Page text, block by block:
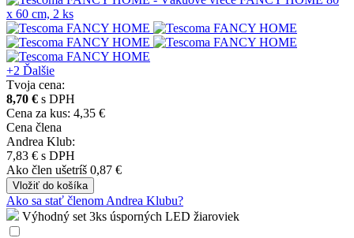
+2 Ďalšie
Tvoja cena:
8,70 € s DPH
Cena za kus: 4,35 €
Cena člena
Andrea Klub:
7,83 € s DPH
Ako člen ušetríš 0,87 €
Vložiť do košíka
Ako sa stať členom Andrea Klubu?
Výhodný set 3ks úsporných LED žiaroviek